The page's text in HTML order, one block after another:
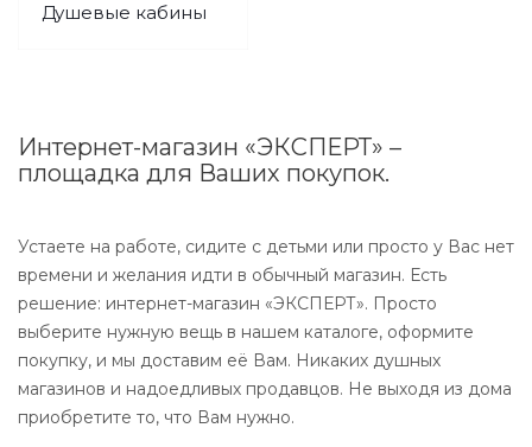
Душевые кабины
Интернет-магазин «ЭКСПЕРТ» –
площадка для Ваших покупок.
Устаете на работе, сидите с детьми или просто у Вас нет
времени и желания идти в обычный магазин. Есть
решение: интернет-магазин «ЭКСПЕРТ». Просто
выберите нужную вещь в нашем каталоге, оформите
покупку, и мы доставим её Вам. Никаких душных
магазинов и надоедливых продавцов. Не выходя из дома
приобретите то, что Вам нужно.